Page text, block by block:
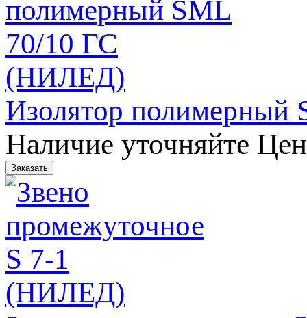
Изолятор
Наличие уточняйте